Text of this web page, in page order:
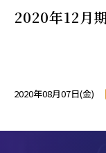
2020年12月
2020年08月07日(金)